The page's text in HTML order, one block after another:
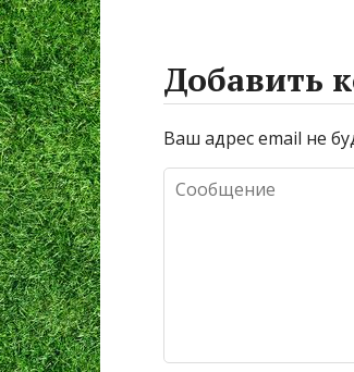
Добавить
Ваш адрес email не